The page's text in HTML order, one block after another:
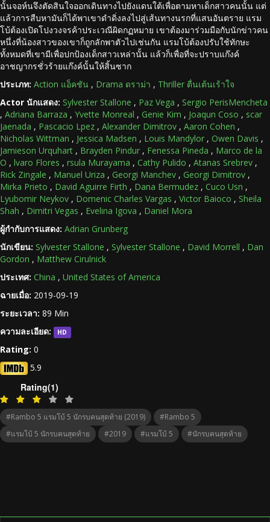
นั้นจอห์นจึงตัดสินใจออกเดินทางไปยังแดนใต้เพื่อตามหาเด็กสาวคนนั้น แต่
แล้วการสืบหามันก็ได้พาเขาดำดิ่งลงไปสู่เส้นทางนรกที่แสนอันตราย แรม
โบ้ต้องเปิดโปงวงจรค้าประเวณีผิดกฏหมาย เขาต้องมาร่วมมือกับนักข่าวคน
หนึ่งที่น้องสาวของเขาก็ถูกลักพาตัวไปเช่นกัน แรมโบ้ต้องปรับใช้ทักษะ
ทั้งหมดที่เขามีเพื่อปกป้องเด็กสาวเหล่านั้น แล้วก็เพื่อที่จะปราบแก๊งค์
อาชญากรชั่วร้ายแก๊งค์นั้นให้สิ้นซาก
ประเภท: Action แอ็คชัน , Drama ดราม่า , Thriller ตื่นเต้นเร้าใจ
Actor นักแสดง: Sylvester Stallone , Paz Vega , Sergio PerisMencheta
, Adriana Barraza , Yvette Monreal , Genie Kim , Joaqun Coso , scar
Jaenada , Pascacio Lpez , Alexander Dimitrov , Aaron Cohen ,
Nicholas Wittman , Jessica Madsen , Louis Mandylor , Owen Davis ,
Jamieson Urquhart , Brayden Pindur , Fenessa Pineda , Marco de la
O , lvaro Flores , rsula Murayama , Cathy Pulido , Atanas Srebrev ,
Rick Zingale , Manuel Uriza , Georgi Manchev , Georgi Dimitrov ,
Mirka Prieto , David Aguirre Firth , Dana Bermudez , Cuco Usn ,
Lyubomir Neykov , Domenic Charles Vargas , Victor Baioco , Sheila
Shah , Dimitri Vegas , Evelina Igova , Daniel Mora
ผู้กำกับการแสดง: Adrian Grunberg
นักเขียน: Sylvester Stallone , Sylvester Stallone , David Morrell , Dan
Gordon , Matthew Cirulnick
ประเทศ: China , United States of America
ฉายเมื่อ: 2019-09-19
ระยะเวลา: 89 Min
ความละเอียด:
HD
Rating: 0
5.9
Rating(1)
#Rambo 5 แรมโบ้ 5 นักรบคนสุดท้าย (2019)
#Rambo 5
#แรมโบ้ 5 นักรบคนสุดท้าย
#2019 #แรมโบ้ 5 #นักรบคนสุดท้าย